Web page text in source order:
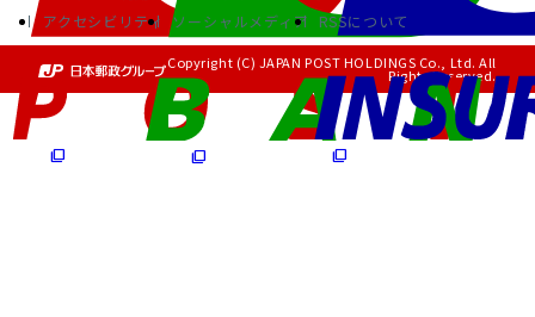
アクセシビリティ
ソーシャルメディア RSSについて
Copyright (C) JAPAN POST HOLDINGS Co., Ltd. All
Rights Reserved.